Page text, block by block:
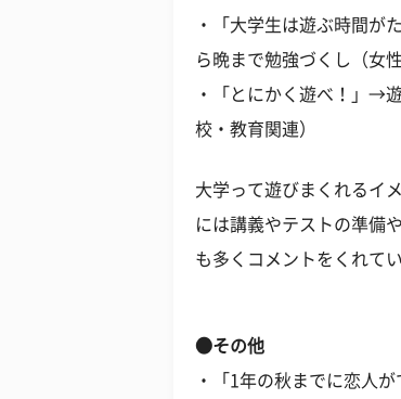
・「大学生は遊ぶ時間が
ら晩まで勉強づくし（女
・「とにかく遊べ！」→
校・教育関連）
大学って遊びまくれるイ
には講義やテストの準備
も多くコメントをくれてい
●その他
・「1年の秋までに恋人